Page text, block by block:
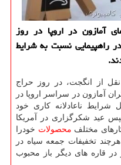
آمازون در اروپا در روز
راهپیمایی نسبت به شرایط
از انگجت، در روز حراج
آمازون در سراسر اروپا در
شرایط ناعادلانه كاری خود
عید شكرگزاری در آمریكا
مختلف محصولات خودرا
تخفیفات جمعه سیاه در
در قاره های دیگر باز محبوب